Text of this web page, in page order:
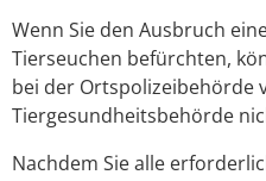
Wenn Sie den Ausbruch
Tierseuchen befürchten,
bei der Ortspolizeibehörde
Tiergesundheitsbehörde
Nachdem Sie alle